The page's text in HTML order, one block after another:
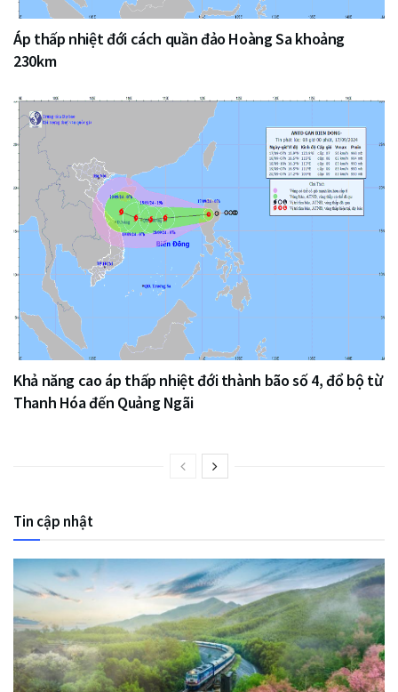
Áp thấp nhiệt đới cách quần đảo Hoàng Sa khoảng
230km
Khả năng cao áp thấp nhiệt đới thành bão số 4, đổ bộ từ
Thanh Hóa đến Quảng Ngãi
Tin cập nhật